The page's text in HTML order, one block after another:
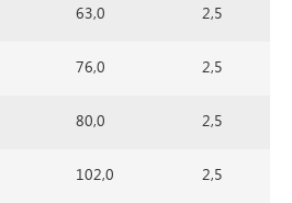
63,0 2,5
76,0 2,5
80,0 2,5
102,0 2,5